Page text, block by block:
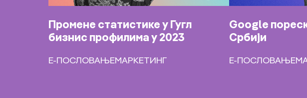
Промене статистике у Гугл
бизнис профилима у 2023
Е-ПОСЛОВАЊЕМАРКЕТИНГ
Google
Србији
Е-ПОСЛОВАЊЕ